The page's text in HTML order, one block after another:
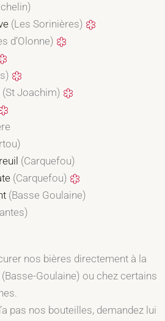
(Les Sorinières)
d’Olonne)
(St Joachim)
(Carquefou)
(Carquefou)
(Basse Goulaine)
nos bières directement à la
Goulaine) ou chez certains
pas nos bouteilles, demandez lui